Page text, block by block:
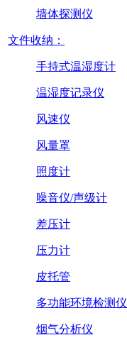
墙体探测仪
文件收纳：
手持式温湿度计
温湿度记录仪
风速仪
风量罩
照度计
噪音仪/声级计
差压计
压力计
皮托管
多功能环境检测仪
烟气分析仪